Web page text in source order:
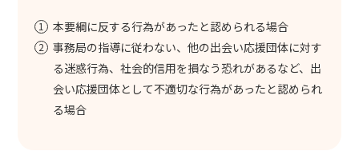
本要綱に反する行為があったと認められる場合
事務局の指導に従わない、他の出会い応援団体に対す
る迷惑行為、社会的信用を損なう恐れがあるなど、出
会い応援団体として不適切な行為があったと認められ
る場合